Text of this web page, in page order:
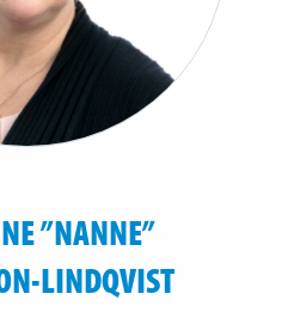
”NANNE”
LINDQVIST